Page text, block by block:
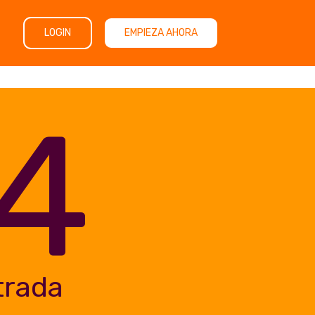
LOGIN EMPIEZA AHORA